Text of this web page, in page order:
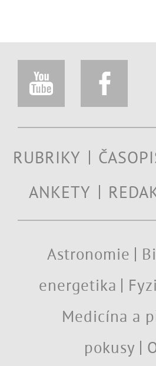
RUBRIKY
ANKETY
Astronomie
energetika
Medicína a
pokusy